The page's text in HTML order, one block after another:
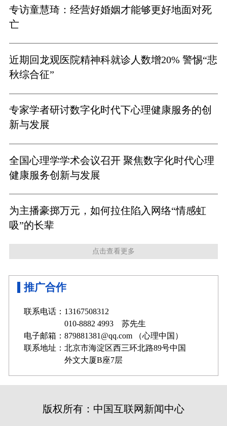
专访童慧琦：经营好婚姻才能够更好地面对死
亡
近期回龙观医院精神科就诊人数增20% 警惕“悲
秋综合征”
专家学者研讨数字化时代下心理健康服务的创
新与发展
全国心理学学术会议召开 聚焦数字化时代心理
健康服务创新与发展
为主播豪掷万元，如何拉住陷入网络“情感虹
吸”的长辈
点击查看更多
推广合作
联系电话：13167508312
010-8882 4993 苏先生
电子邮箱：879881381@qq.com （心理中国）
联系地址：北京市海淀区西三环北路89号中国
外文大厦B座7层
版权所有：中国互联网新闻中心